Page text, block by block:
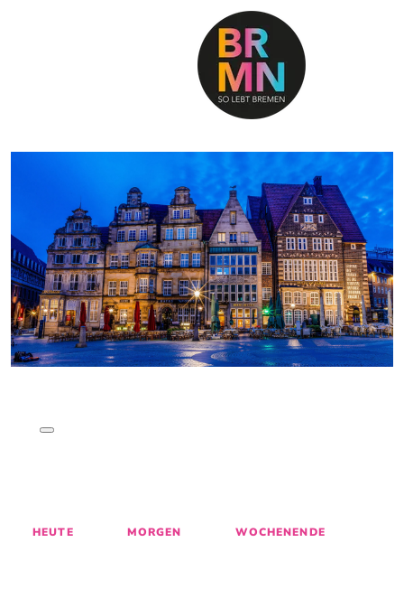
HEUTE MORGEN WOCHENENDE